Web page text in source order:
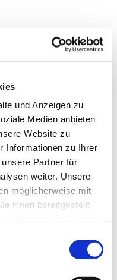
und Anzeigen zu
Medien anbieten
Website zu
Informationen zu Ihrer
Partner für
weiter. Unsere
möglicherweise mit
ihnen bereitgestellt